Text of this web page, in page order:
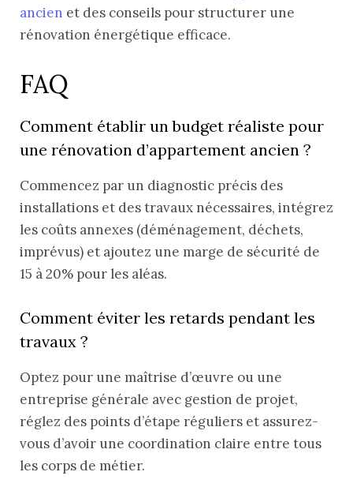
ancien et des conseils pour structurer une
rénovation énergétique efficace.
FAQ
Comment établir un budget réaliste pour
une rénovation d’appartement ancien ?
Commencez par un diagnostic précis des
installations et des travaux nécessaires, intégrez
les coûts annexes (déménagement, déchets,
imprévus) et ajoutez une marge de sécurité de
15 à 20% pour les aléas.
Comment éviter les retards pendant les
travaux ?
Optez pour une maîtrise d’œuvre ou une
entreprise générale avec gestion de projet,
réglez des points d’étape réguliers et assurez-
vous d’avoir une coordination claire entre tous
les corps de métier.